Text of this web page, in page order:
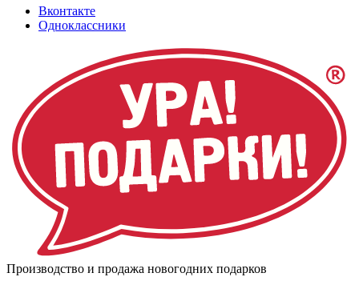
Вконтакте
Одноклассники
Производство и продажа новогодних подарков